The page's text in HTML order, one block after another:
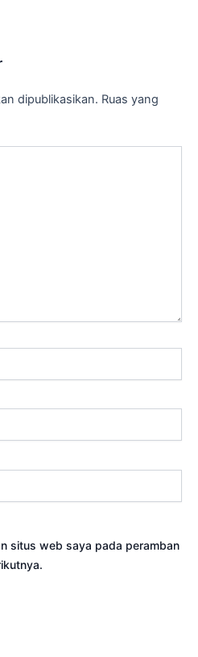
dipublikasikan. Ruas yang
situs web saya pada peramban